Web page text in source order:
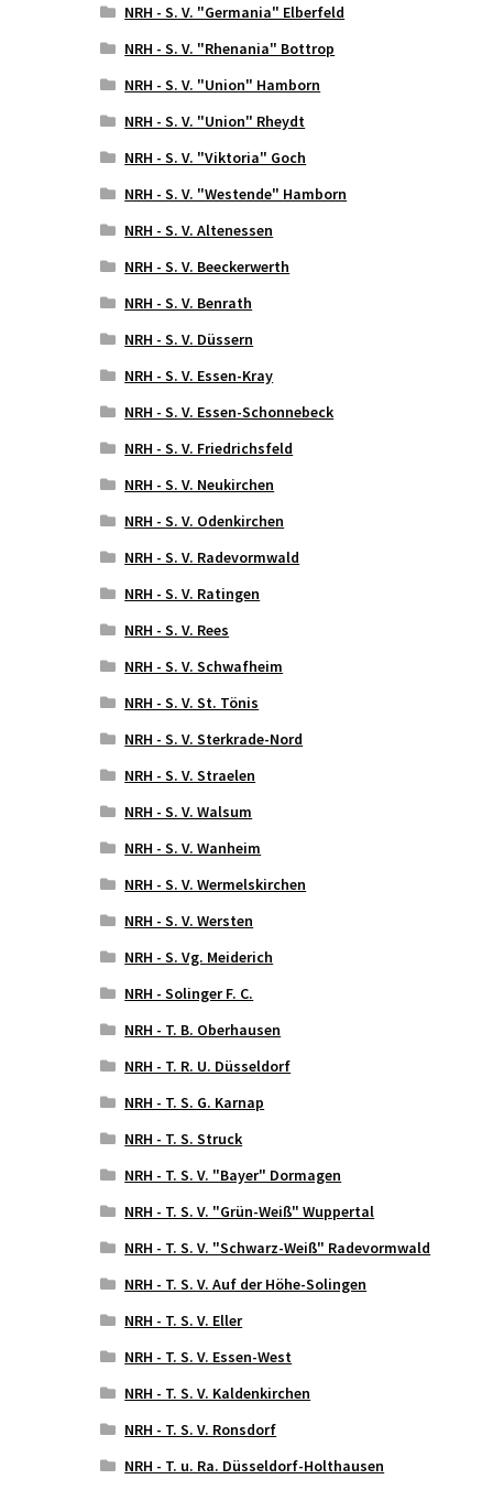
NRH - S. V. "Germania" Elberfeld
NRH - S. V. "Rhenania" Bottrop
NRH - S. V. "Union" Hamborn
NRH - S. V. "Union" Rheydt
NRH - S. V. "Viktoria" Goch
NRH - S. V. "Westende" Hamborn
NRH - S. V. Altenessen
NRH - S. V. Beeckerwerth
NRH - S. V. Benrath
NRH - S. V. Düssern
NRH - S. V. Essen-Kray
NRH - S. V. Essen-Schonnebeck
NRH - S. V. Friedrichsfeld
NRH - S. V. Neukirchen
NRH - S. V. Odenkirchen
NRH - S. V. Radevormwald
NRH - S. V. Ratingen
NRH - S. V. Rees
NRH - S. V. Schwafheim
NRH - S. V. St. Tönis
NRH - S. V. Sterkrade-Nord
NRH - S. V. Straelen
NRH - S. V. Walsum
NRH - S. V. Wanheim
NRH - S. V. Wermelskirchen
NRH - S. V. Wersten
NRH - S. Vg. Meiderich
NRH - Solinger F. C.
NRH - T. B. Oberhausen
NRH - T. R. U. Düsseldorf
NRH - T. S. G. Karnap
NRH - T. S. Struck
NRH - T. S. V. "Bayer" Dormagen
NRH - T. S. V. "Grün-Weiß" Wuppertal
NRH - T. S. V. "Schwarz-Weiß" Radevormwald
NRH - T. S. V. Auf der Höhe-Solingen
NRH - T. S. V. Eller
NRH - T. S. V. Essen-West
NRH - T. S. V. Kaldenkirchen
NRH - T. S. V. Ronsdorf
NRH - T. u. Ra. Düsseldorf-Holthausen